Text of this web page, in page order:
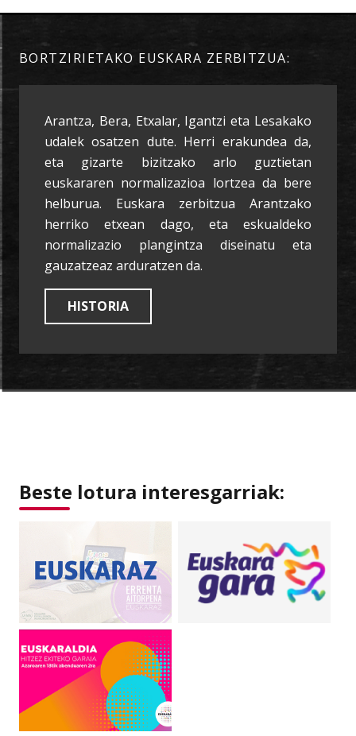
BORTZIRIETAKO EUSKARA ZERBITZUA:
Arantza, Bera, Etxalar, Igantzi eta Lesakako
udalek osatzen dute. Herri erakundea da,
eta gizarte bizitzako arlo guztietan
euskararen normalizazioa lortzea da bere
helburua. Euskara zerbitzua Arantzako
herriko etxean dago, eta eskualdeko
normalizazio plangintza diseinatu eta
gauzatzeaz arduratzen da.
HISTORIA
Beste lotura interesgarriak: